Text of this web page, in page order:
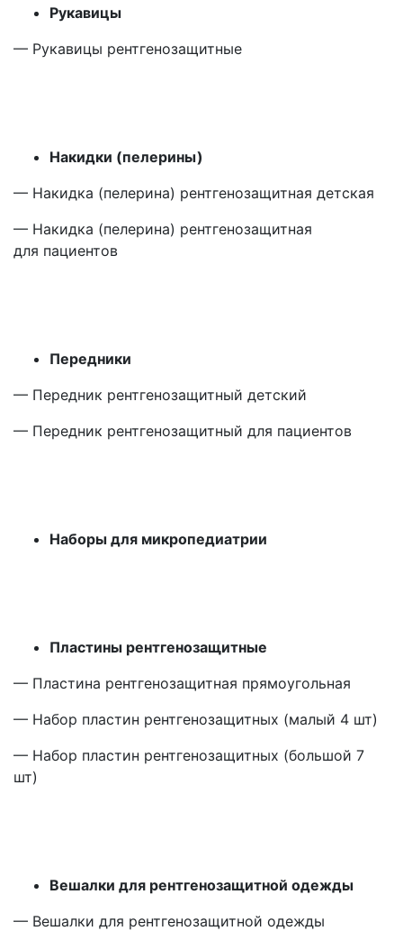
Рукавицы
— Рукавицы рентгенозащитные
Накидки (пелерины)
— Накидка (пелерина) рентгенозащитная детская
— Накидка (пелерина) рентгенозащитная
для пациентов
Передники
— Передник рентгенозащитный детский
— Передник рентгенозащитный для пациентов
Наборы для микропедиатрии
Пластины рентгенозащитные
— Пластина рентгенозащитная прямоугольная
— Набор пластин рентгенозащитных (малый 4 шт)
— Набор пластин рентгенозащитных (большой 7
шт)
Вешалки для рентгенозащитной одежды
— Вешалки для рентгенозащитной одежды